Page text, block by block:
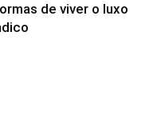
de viver o luxo